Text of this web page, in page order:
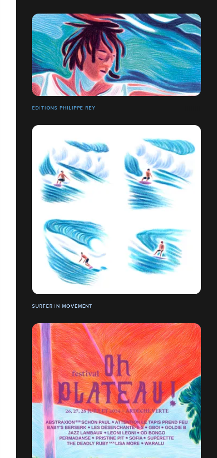
ÉDITIONS PHILIPPE REY
SURFER IN MOVEMENT